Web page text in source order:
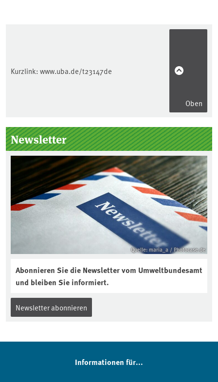
Kurzlink: www.uba.de/t23147de
Oben
Seitenleiste
Newsletter
Quelle: maria_a / Photocase.de
Abonnieren Sie die Newsletter vom Umweltbundesamt
und bleiben Sie informiert.
Newsletter abonnieren
Informationen für...